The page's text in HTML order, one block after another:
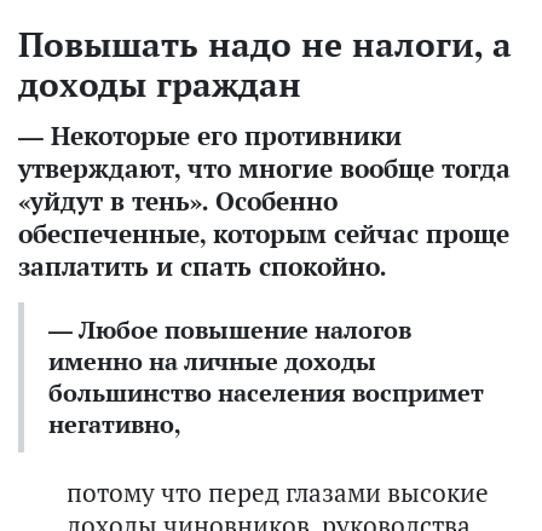
Повышать надо не налоги, а
доходы граждан
— Некоторые его противники
утверждают, что многие вообще тогда
«уйдут в тень». Особенно
обеспеченные, которым сейчас проще
заплатить и спать спокойно.
— Любое повышение налогов
именно на личные доходы
большинство населения воспримет
негативно,
потому что перед глазами высокие